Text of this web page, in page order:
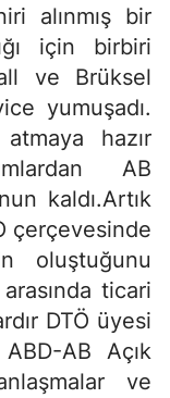
alınmış bir
için birbiri
ve Brüksel
yumuşadı.
hazır
AB
kaldı.Artık
çerçevesinde
oluştuğunu
ticari
DTÖ üyesi
AB Açık
ve